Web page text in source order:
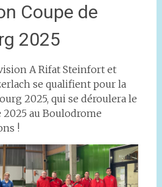
Coupe de
2025
A Rifat Steinfort et
se qualifient pour la
2025, qui se déroulera le
2025 au Boulodrome
!